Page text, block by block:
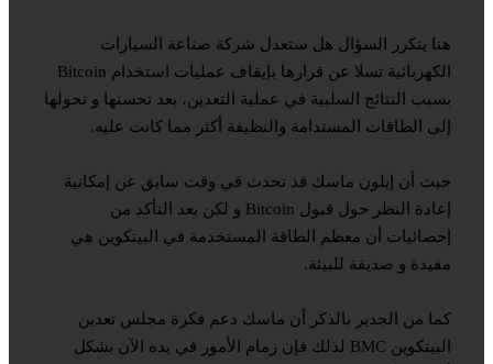
هنا يتكرر السؤال هل ستعدل شركة صناعة السيارات
الكهربائية تسلا عن قرارها بإيقاف عمليات استخدام Bitcoin
بسبب النتائج السلبية في عملية التعدين، بعد تحسنها و تحولها
إلى الطاقات المستدامة والنظيفة أكثر مما كانت عليه.
حيث أن إيلون ماسك قد تحدث في وقت سابق عن إمكانية
إعادة النظر حول قبول Bitcoin و لكن بعد التأكد من
إحصائيات أن معظم الطاقة المستخدمة في البيتكوين هي
مفيدة و صديقة للبيئة.
كما من الجدير بالذكر أن ماسك دعم فكرة مجلس تعدين
البيتكوين BMC لذلك فإن زمام الأمور في يده الآن بشكل